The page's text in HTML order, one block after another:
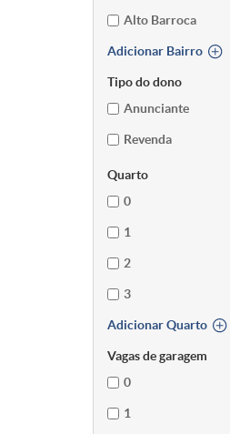
Alto Barroca
Adicionar Bairro
Tipo do dono
Anunciante
Revenda
Quarto
0
1
2
3
Adicionar Quarto
Vagas de garagem
0
1